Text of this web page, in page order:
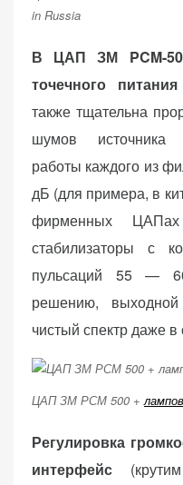
in Russia
В ЦАП ЗМ PCM-
точечного
также тщательна
шумов источника
работы каждого из
дБ (для примера, в
фирменных ЦАПах
стабилизаторы с
пульсаций 55 —
решению,
чистый спектр даже в
ЦАП ЗМ РСМ 500 +
Регулировка
интерфейс